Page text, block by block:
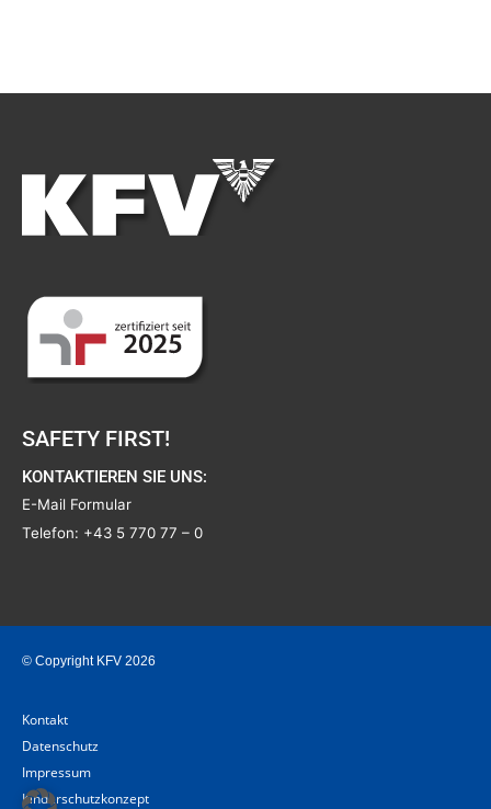
SAFETY FIRST!
KONTAKTIEREN SIE UNS:
E-Mail Formular
Telefon: +43 5 770 77 – 0
© Copyright KFV 2026
Kontakt
Datenschutz
Impressum
Kinderschutzkonzept